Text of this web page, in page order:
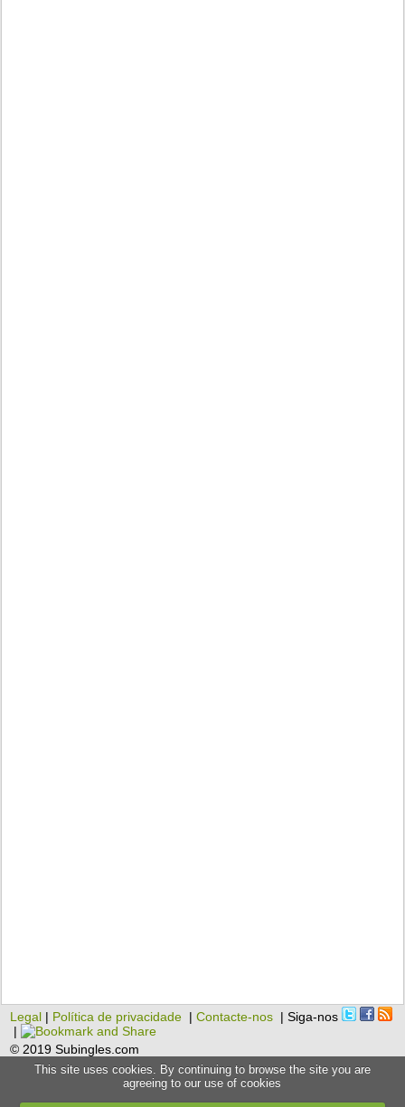
Legal | Política de privacidade |Contacte-nos | Siga-nos
|
© 2019 Subingles.com
This site uses cookies. By continuing to browse the site you are
agreeing to our use of cookies